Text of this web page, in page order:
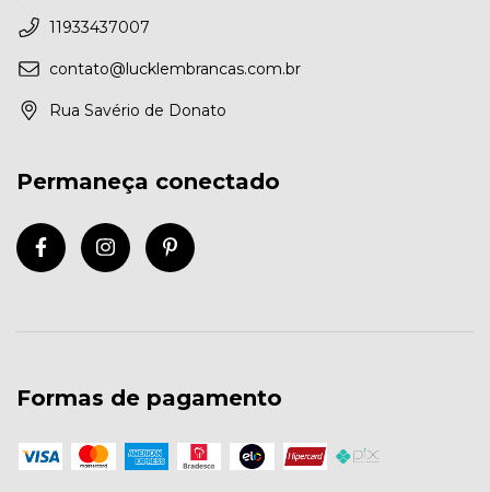
11933437007
contato@lucklembrancas.com.br
Rua Savério de Donato
Permaneça conectado
Formas de pagamento